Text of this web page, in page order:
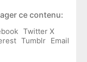
ce contenu:
Twitter X
Tumblr Email